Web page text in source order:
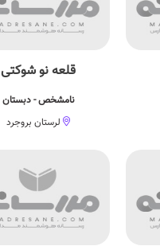
قلعه نو شوکتی
نامشخص - دبستان
لرستان بروجرد